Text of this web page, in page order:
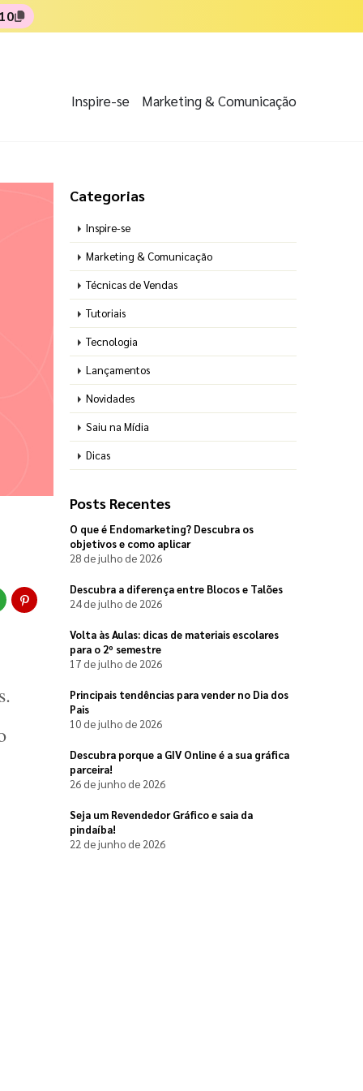
Inspire-se Marketing & Comunicação
Categorias
Inspire-se
Marketing & Comunicação
Técnicas de Vendas
Tutoriais
Tecnologia
Lançamentos
Novidades
Saiu na Mídia
Dicas
Posts Recentes
O que é Endomarketing? Descubra os
objetivos e como aplicar
28 de julho de 2026
Descubra a diferença entre Blocos e Talões
24 de julho de 2026
Volta às Aulas: dicas de materiais escolares
para o 2º semestre
17 de julho de 2026
Principais tendências para vender no Dia dos
Pais
10 de julho de 2026
Descubra porque a GIV Online é a sua gráfica
parceira!
26 de junho de 2026
Seja um Revendedor Gráfico e saia da
pindaíba!
22 de junho de 2026